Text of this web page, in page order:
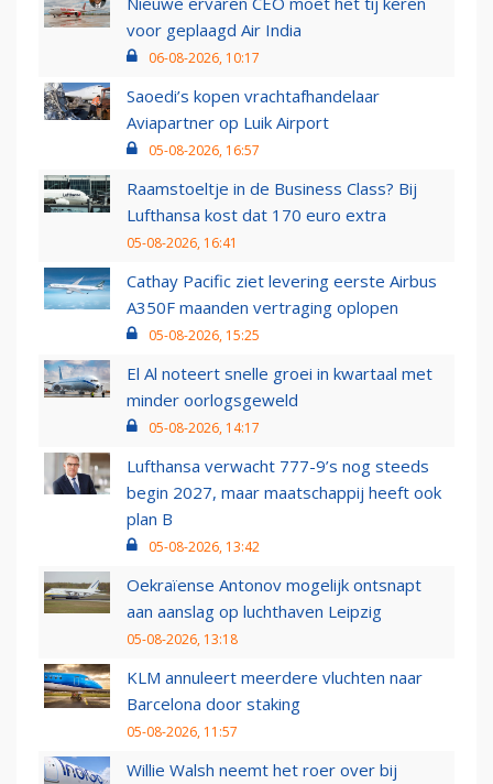
voor geplaagd Air India
06-08-2026, 10:17
Saoedi’s kopen vrachtafhandelaar
Aviapartner op Luik Airport
05-08-2026, 16:57
Raamstoeltje in de Business Class? Bij
Lufthansa kost dat 170 euro extra
05-08-2026, 16:41
Cathay Pacific ziet levering eerste Airbus
A350F maanden vertraging oplopen
05-08-2026, 15:25
El Al noteert snelle groei in kwartaal met
minder oorlogsgeweld
05-08-2026, 14:17
Lufthansa verwacht 777-9’s nog steeds
begin 2027, maar maatschappij heeft ook
plan B
05-08-2026, 13:42
Oekraïense Antonov mogelijk ontsnapt
aan aanslag op luchthaven Leipzig
05-08-2026, 13:18
KLM annuleert meerdere vluchten naar
Barcelona door staking
05-08-2026, 11:57
Willie Walsh neemt het roer over bij